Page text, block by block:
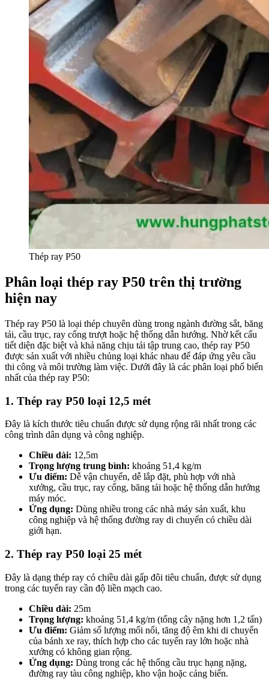
Thép ray P50
Phân loại thép ray P50 trên thị trường
hiện nay
Thép ray P50 là loại thép chuyên dùng trong ngành đường sắt, băng
tải, cầu trục, ray cổng trượt hoặc hệ thống dẫn hướng. Nhờ kết cấu
tiết diện đặc biệt và khả năng chịu tải tập trung cao, thép ray P50
được sản xuất với nhiều chủng loại khác nhau để đáp ứng yêu cầu
thi công và môi trường làm việc. Dưới đây là các phân loại phổ biến
nhất của thép ray P50:
1. Thép ray P50 loại 12,5 mét
Đây là kích thước tiêu chuẩn được sử dụng rộng rãi nhất trong các
công trình dân dụng và công nghiệp.
Chiều dài: 12,5m
Trọng lượng trung bình: khoảng 51,4 kg/m
Ưu điểm: Dễ vận chuyển, dễ lắp đặt, phù hợp với nhà
xưởng, cầu trục, ray cổng, băng tải hoặc hệ thống dẫn hướng
máy móc.
Ứng dụng: Dùng nhiều trong các nhà máy sản xuất, khu
công nghiệp và hệ thống đường ray di chuyển có chiều dài
giới hạn.
2. Thép ray P50 loại 25 mét
Đây là dạng thép ray có chiều dài gấp đôi tiêu chuẩn, được sử dụng
trong các tuyến ray cần độ liền mạch cao.
Chiều dài: 25m
Trọng lượng: khoảng 51,4 kg/m (tổng cây nặng hơn 1,2 tấn)
Ưu điểm: Giảm số lượng mối nối, tăng độ êm khi di chuyển
của bánh xe ray, thích hợp cho các tuyến ray lớn hoặc nhà
xưởng có không gian rộng.
Ứng dụng: Dùng trong các hệ thống cầu trục hạng nặng,
đường ray tàu công nghiệp, kho vận hoặc cảng biển.